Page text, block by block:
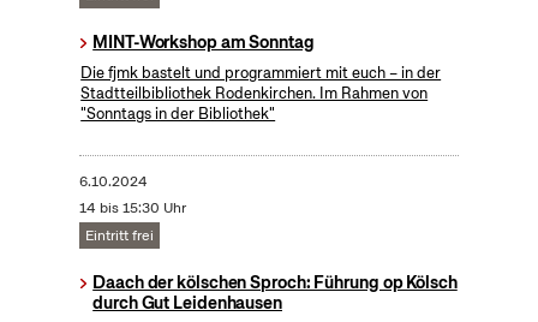
MINT-Workshop am Sonntag
Die fjmk bastelt und programmiert mit euch – in der
Stadtteilbibliothek Rodenkirchen. Im Rahmen von
"Sonntags in der Bibliothek"
6.10.2024
14 bis 15:30 Uhr
Eintritt frei
Daach der kölschen Sproch: Führung op Kölsch
durch Gut Leidenhausen